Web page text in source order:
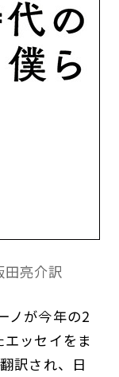
亮介訳
ノが今年の2
ッセイをま
訳され、日